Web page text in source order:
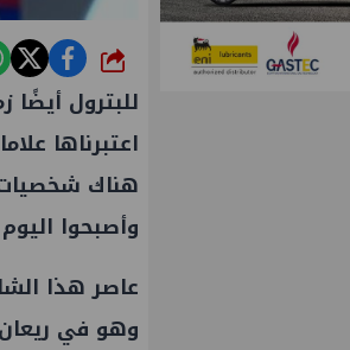
شارك
للبترول
اعتبرناها
هناك شخصيات
وأصبحوا
عاصر هذا
وهو في ريعان